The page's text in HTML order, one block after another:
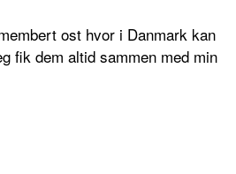
ost hvor i Danmark kan
fik dem altid sammen med min